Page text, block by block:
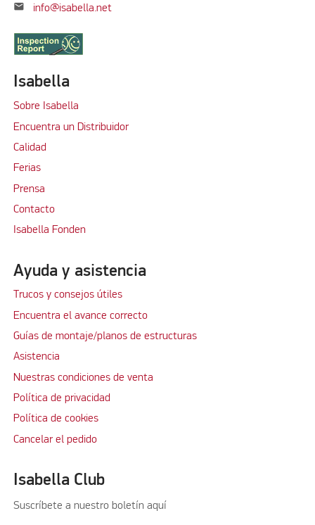
mail info@isabella.net
Isabella
Sobre Isabella
Encuentra un Distribuidor
Calidad
Ferias
Prensa
Contacto
Isabella Fonden
Ayuda y asistencia
Trucos y consejos útiles
Encuentra el avance correcto
Guías de montaje/planos de estructuras
Asistencia
Nuestras condiciones de venta
Política de privacidad
Política de cookies
Cancelar el pedido
Isabella Club
Suscríbete a nuestro boletín aquí